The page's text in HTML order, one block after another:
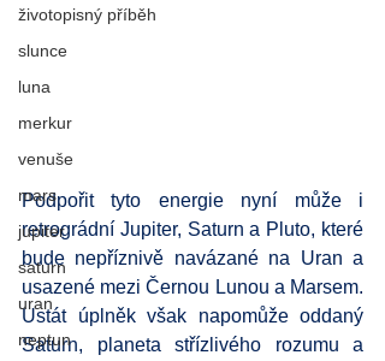
životopisný příběh
slunce
luna
merkur
venuše
mars
jupiter
saturn
uran
neptun
Podpořit tyto energie nyní může i
retrográdní Jupiter, Saturn a Pluto, které
bude nepříznivě navázané na Uran a
usazené mezi Černou Lunou a Marsem.
Ustát úplněk však napomůže oddaný
Saturn, planeta střízlivého rozumu a